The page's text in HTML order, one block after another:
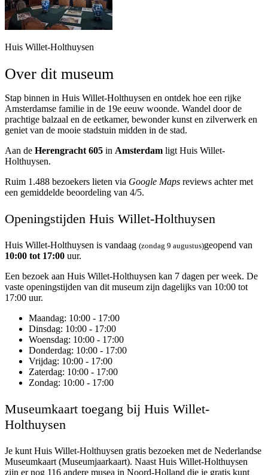
Huis Willet-Holthuysen
Over dit museum
Stap binnen in Huis Willet-Holthuysen en ontdek hoe een rijke
Amsterdamse familie in de 19e eeuw woonde. Wandel door de
prachtige balzaal en de eetkamer, bewonder kunst en zilverwerk en
geniet van de mooie stadstuin midden in de stad.
Aan de Herengracht 605 in Amsterdam ligt Huis Willet-
Holthuysen.
Ruim 1.488 bezoekers lieten via Google Maps reviews achter met
een gemiddelde beoordeling van 4/5.
Openingstijden Huis Willet-Holthuysen
Huis Willet-Holthuysen is vandaag (zondag 9 augustus)geopend van
10:00 tot 17:00 uur.
Een bezoek aan Huis Willet-Holthuysen kan 7 dagen per week. De
vaste openingstijden van dit museum zijn dagelijks van 10:00 tot
17:00 uur.
Maandag: 10:00 - 17:00
Dinsdag: 10:00 - 17:00
Woensdag: 10:00 - 17:00
Donderdag: 10:00 - 17:00
Vrijdag: 10:00 - 17:00
Zaterdag: 10:00 - 17:00
Zondag: 10:00 - 17:00
Museumkaart toegang bij Huis Willet-
Holthuysen
Je kunt Huis Willet-Holthuysen gratis bezoeken met de Nederlandse
Museumkaart (Museumjaarkaart). Naast Huis Willet-Holthuysen
zijn er nog 116 andere musea in Noord-Holland die je gratis kunt